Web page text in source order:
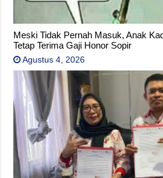
Meski Tidak Pernah Masuk, Anak
Tetap Terima Gaji Honor Sopir
Agustus 4, 2026